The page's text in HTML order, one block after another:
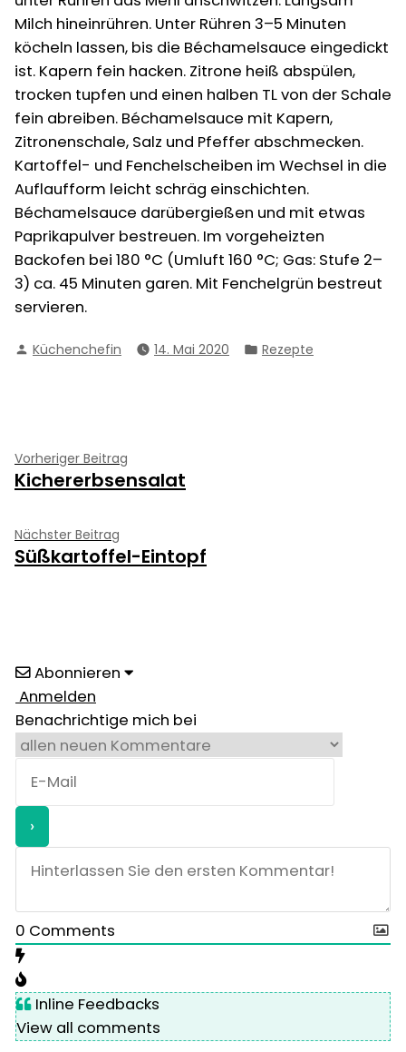
Milch hineinrühren. Unter Rühren 3–5 Minuten
köcheln lassen, bis die Béchamelsauce eingedickt
ist. Kapern fein hacken. Zitrone heiß abspülen,
trocken tupfen und einen halben TL von der Schale
fein abreiben. Béchamelsauce mit Kapern,
Zitronenschale, Salz und Pfeffer abschmecken.
Kartoffel- und Fenchelscheiben im Wechsel in die
Auflaufform leicht schräg einschichten.
Béchamelsauce darübergießen und mit etwas
Paprikapulver bestreuen. Im vorgeheizten
Backofen bei 180 °C (Umluft 160 °C; Gas: Stufe 2–
3) ca. 45 Minuten garen. Mit Fenchelgrün bestreut
servieren.
Verfasst
Küchenchefin 14. Mai 2020
Veröffentlicht
Rezepte
Beitragsnavigation
Vorheriger Beitrag
Beitrag:
Kichererbsensalat
Nächster Beitrag
Beitrag:
Süßkartoffel-Eintopf
Abonnieren
Anmelden
Benachrichtige mich bei
0 Comments
Inline Feedbacks
View all comments